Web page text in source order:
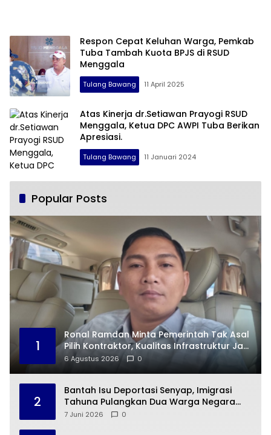
Respon Cepat Keluhan Warga, Pemkab
Tuba Tambah Kuota BPJS di RSUD
Menggala
Tulang Bawang 11 April 2025
Atas Kinerja dr.Setiawan Prayogi RSUD
Menggala, Ketua DPC AWPI Tuba Berikan
Apresiasi.
Tulang Bawang 11 Januari 2024
Popular Posts
1
Ronal Ramdan Minta Pemerintah Tak Asal
Pilih Kontraktor, Kualitas Infrastruktur Jadi
Taruhan
6 Agustus 2026 0
2
Bantah Isu Deportasi Senyap, Imigrasi
Tahuna Pulangkan Dua Warga Negara
Cina ke Guangzhou
7 Juni 2026 0